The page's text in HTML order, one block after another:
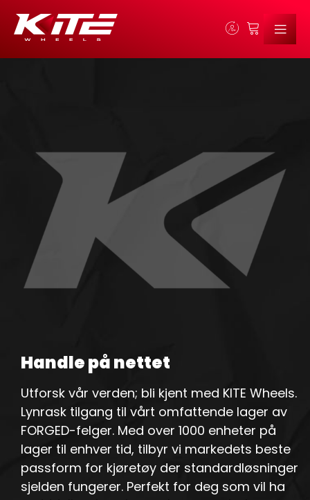
Handle på nettet
Utforsk vår verden; bli kjent med KITE Wheels.
Lynrask tilgang til vårt omfattende lager av
FORGED-felger. Med over 1000 enheter på
lager til enhver tid, tilbyr vi markedets beste
passform for kjøretøy der standardløsninger
sjelden fungerer. Perfekt for deg som vil ha